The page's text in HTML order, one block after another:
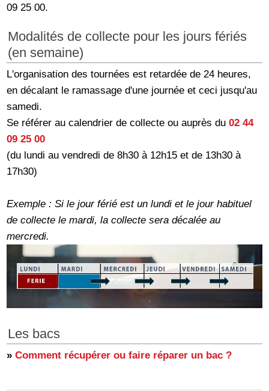
09 25 00.
Modalités de collecte pour les jours fériés
(en semaine)
L'organisation des tournées est retardée de 24 heures,
en décalant le ramassage d'une journée et ceci jusqu'au
samedi.
Se référer au calendrier de collecte ou auprès du 02 44
09 25 00
(du lundi au vendredi de 8h30 à 12h15 et de 13h30 à
17h30)
Exemple : Si le jour férié est un lundi et le jour habituel
de collecte le mardi, la collecte sera décalée au
mercredi.
Les bacs
»Comment récupérer ou faire réparer un bac ?